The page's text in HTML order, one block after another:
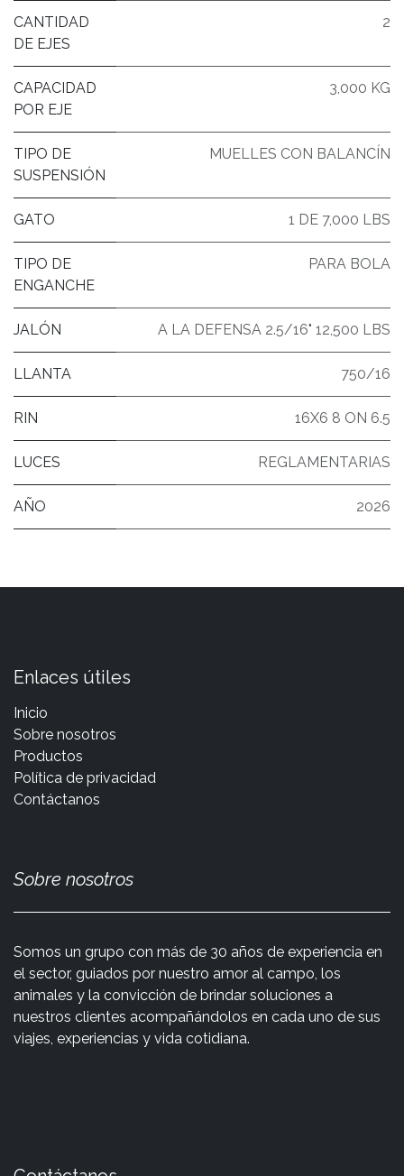
CANTIDAD
DE EJES
2
CAPACIDAD
POR EJE
3,000 KG
TIPO DE
SUSPENSIÓN
MUELLES CON BALANCÍN
GATO 1 DE 7,000 LBS
TIPO DE
ENGANCHE
PARA BOLA
JALÓN A LA DEFENSA 2.5/16" 12,500 LBS
LLANTA 750/16
RIN 16X6 8 ON 6.5
LUCES REGLAMENTARIAS
AÑO 2026
Enlaces útiles
Inicio
Sobre nosotros
Productos
Política de privacidad
Contáctanos
Sobre nosotros
Somos un grupo con más de 30 años de experiencia en
el sector, guiados por nuestro amor al campo, los
animales y la convicción de brindar soluciones a
nuestros clientes acompañándolos en cada uno de sus
viajes, experiencias y vida cotidiana.